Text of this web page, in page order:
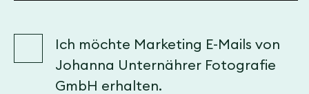
Ich möchte Marketing E-Mails von
Johanna Unternährer Fotografie
GmbH erhalten.